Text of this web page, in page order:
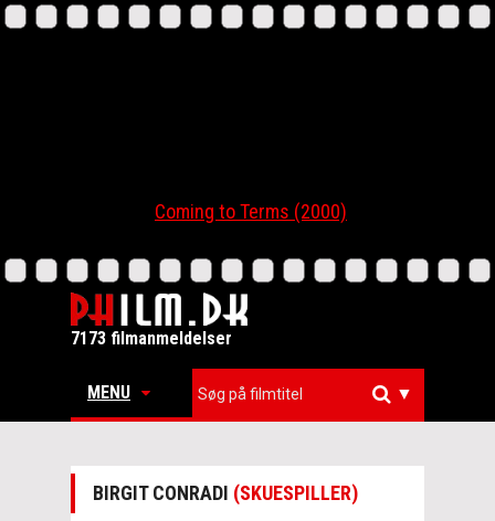
Coming to Terms (2000)
7173 filmanmeldelser
MENU ▼
BIRGIT CONRADI (SKUESPILLER)